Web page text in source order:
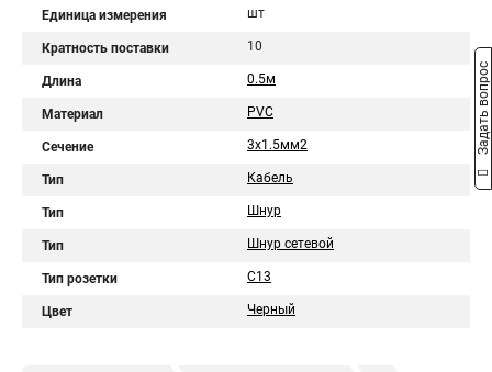
Единица измерения шт
Кратность поставки 10
Длина 0.5м
Материал PVC
Сечение 3x1.5мм2
Тип Кабель
Тип Шнур
Тип Шнур сетевой
Тип розетки С13
Цвет Черный
Задать вопрос